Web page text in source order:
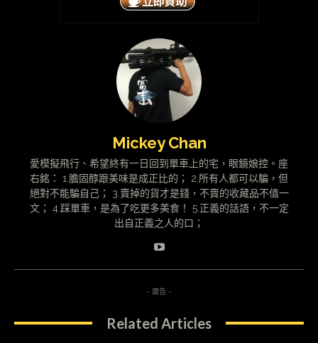
Mickey Chan
愛模擬飛行、希望終有一日回到單車上的宅，眼鏡娘控。座
右銘： 1.膽固醇跟美味是成正比的； 2.所有人都可以騙，但
絕對不能騙自己； 3.賣掉的貨才是錢，不賣的收藏品不值一
文； 4.踩單車，是為了吃更多美食！ 5.正義的話語，不一定
出自正義之人的口；
- 廣告 -
Related Articles